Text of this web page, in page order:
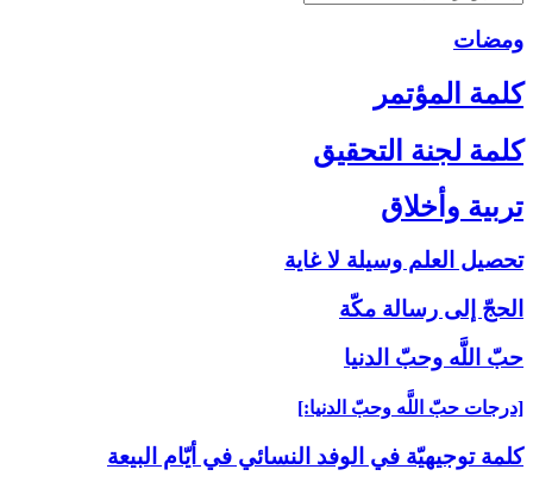
ومضات
كلمة المؤتمر
كلمة لجنة التحقيق
تربية وأخلاق‏
تحصيل العلم وسيلة لا غاية
الحجّ إلى رسالة مكّة
حبّ اللَّه وحبّ الدنيا
[درجات حبّ اللَّه وحبّ الدنيا:]
كلمة توجيهيّة في الوفد النسائي في أيّام البيعة